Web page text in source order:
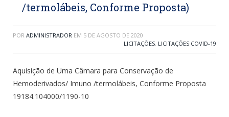
/termolábeis, Conforme Proposta)
POR ADMINISTRADOR EM 5 DE AGOSTO DE 2020
LICITAÇÕES, LICITAÇÕES COVID-19
Aquisição de Uma Câmara para Conservação de
Hemoderivados/ Imuno /termolábeis, Conforme Proposta
19184.104000/1190-10